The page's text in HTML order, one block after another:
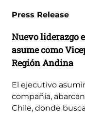
Press Release
Nuevo liderazgo
asume como
Región Andina
El ejecutivo
compañía,
Chile, donde